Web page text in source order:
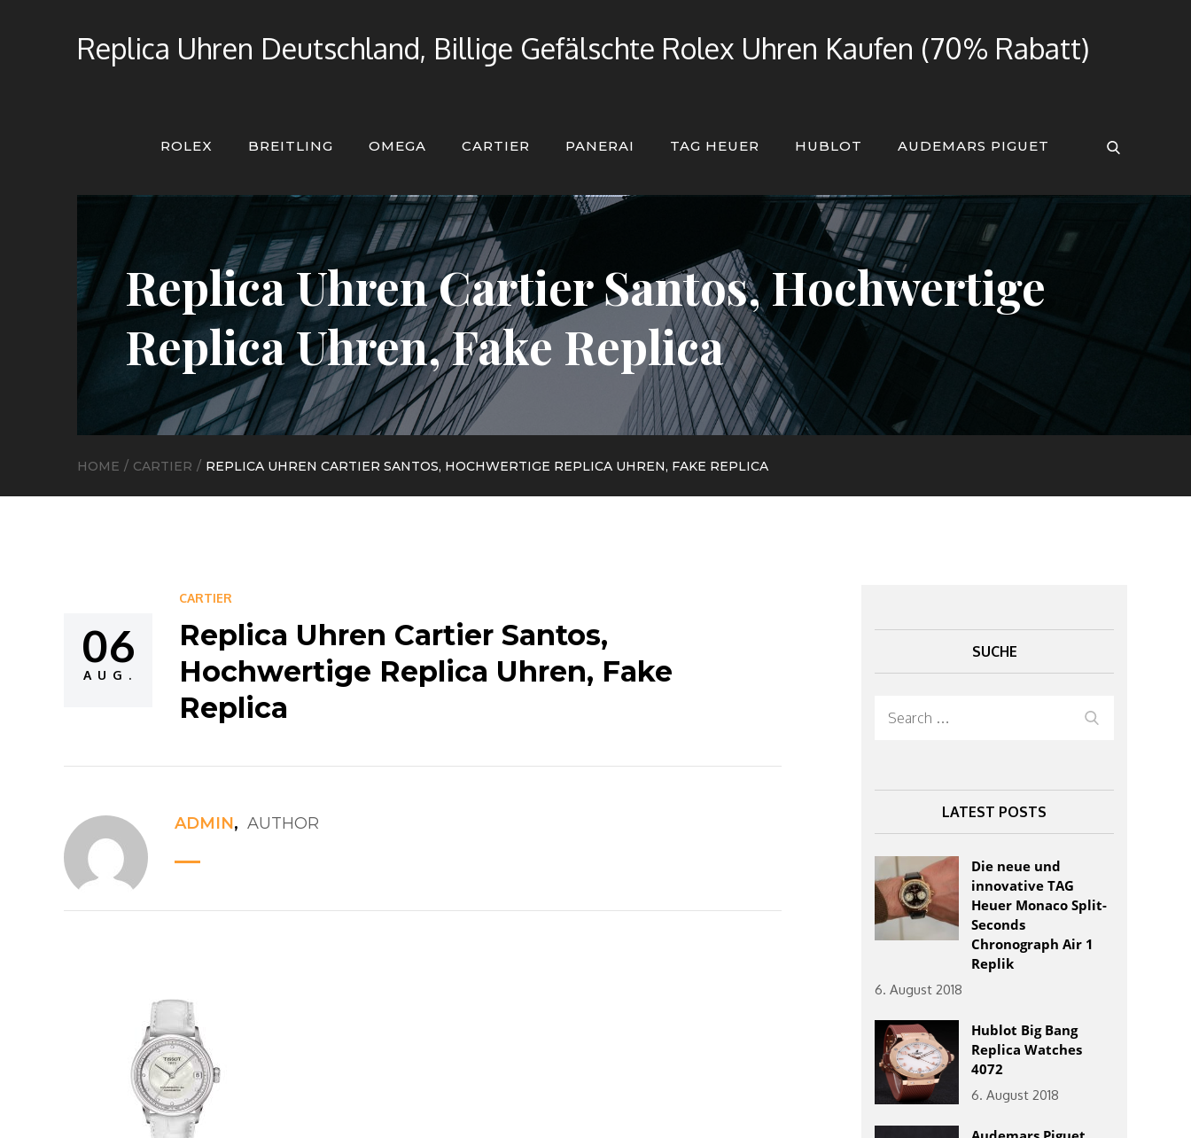
Replica Uhren Deutschland, Billige Gefälschte Rolex Uhren Kaufen (70% Rabatt)
ROLEX BREITLING OMEGA CARTIER PANERAI TAG HEUER HUBLOT AUDEMARS PIGUET
Replica Uhren Cartier Santos, Hochwertige
Replica Uhren, Fake Replica
HOME CARTIER REPLICA UHREN CARTIER SANTOS, HOCHWERTIGE REPLICA UHREN, FAKE REPLICA
Posted
on
06
AUG.
CARTIER
Replica Uhren Cartier Santos,
Hochwertige Replica Uhren, Fake
Replica
ADMIN, AUTHOR
SUCHE
Search
LATEST POSTS
Die neue und
innovative TAG
Heuer Monaco Split-
Seconds
Chronograph Air 1
Replik
6. August 2018
Hublot Big Bang
Replica Watches
4072
6. August 2018